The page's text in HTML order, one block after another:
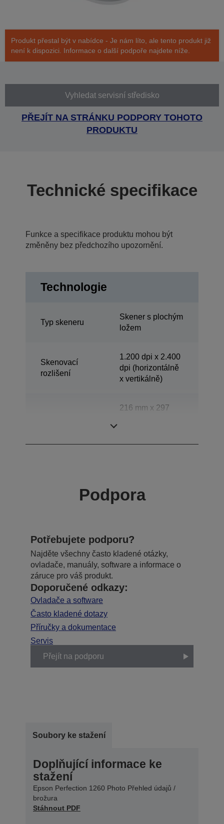
Produkt přestal být v nabídce - Je nám líto, ale tento produkt již
není k dispozici. Informace o další podpoře najdete níže.
Vyhledat servisní středisko
PŘEJÍT NA STRÁNKU PODPORY TOHOTO
PRODUKTU
Technické specifikace
Funkce a specifikace produktu mohou být
změněny bez předchozího upozornění.
Technologie
Typ skeneru
Skener s plochým
ložem
Skenovací
rozlišení
1.200 dpi x 2.400
dpi (horizontálně
x vertikálně)
216 mm x 297
Podpora
Potřebujete podporu?
Najděte všechny často kladené otázky,
ovladače, manuály, software a informace o
záruce pro váš produkt.
Doporučené odkazy:
Ovladače a software
Často kladené dotazy
Příručky a dokumentace
Servis
Přejít na podporu
Soubory ke stažení
Doplňující informace ke
stažení
Epson Perfection 1260 Photo Přehled údajů /
brožura
Stáhnout PDF